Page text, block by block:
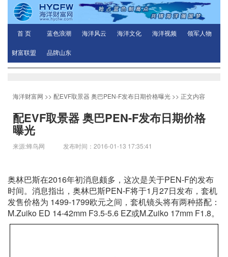
首 页 蓝色浪潮 海洋风云 海洋文化 海洋视频 领军人物
财富联盟 品牌山东
海洋财富网 >> 配EVF取景器 奥巴PEN-F发布日期价格曝光 >> 正文内容
配EVF取景器 奥巴PEN-F发布日期价格
曝光
来源:蜂鸟网 发布时间：2016-01-13 17:35:41
奥林巴斯在2016年初消息颇多，这次是关于PEN-F的发布
时间。消息指出，奥林巴斯PEN-F将于1月27日发布，套机
发售价格为 1499-1799欧元之间，套机镜头将有两种搭配：
M.Zuiko ED 14-42mm F3.5-5.6 EZ或M.Zuiko 17mm F1.8。